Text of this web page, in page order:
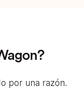
por una razón.